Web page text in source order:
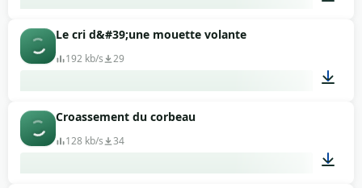
Le cri d&#39;une mouette volante
192 kb/s 29
Croassement du corbeau
128 kb/s 34